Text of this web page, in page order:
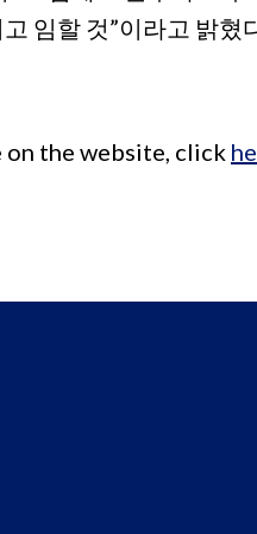
임할 것”이라고 밝혔
the website, click